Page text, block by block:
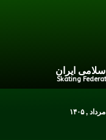
ایران
Skating